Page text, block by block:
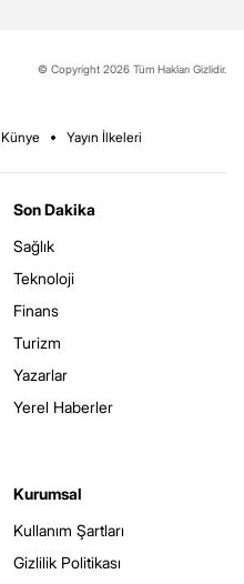
© Copyright 2026 Tüm Hakları Gizlidir.
Künye Yayın İlkeleri
Son Dakika
Sağlık
Teknoloji
Finans
Turizm
Yazarlar
Yerel Haberler
Kurumsal
Kullanım Şartları
Gizlilik Politikası